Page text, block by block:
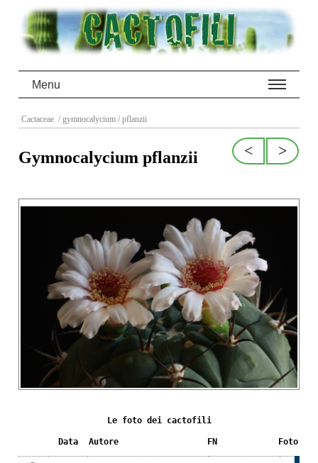
Menu
Cactaceae / gymnocalycium / pflanzii
>
<
Gymnocalycium pflanzii
Le foto dei cactofili
Data Autore FN Foto